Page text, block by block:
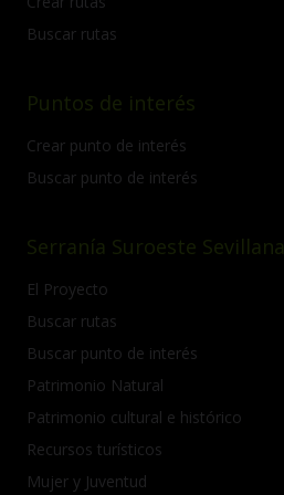
Buscar rutas
Puntos de interés
Crear punto de interés
Buscar punto de interés
Serranía Suroeste Sevillana
El Proyecto
Buscar rutas
Buscar punto de interés
Patrimonio Natural
Patrimonio cultural e histórico
Recursos turísticos
Mujer y Juventud